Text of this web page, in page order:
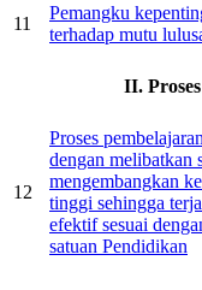
11
Pemangku
terhadap mutu
II.
12
Proses
dengan melibatkan
mengembangkan
tinggi sehingga
efektif sesuai
satuan Pendidikan